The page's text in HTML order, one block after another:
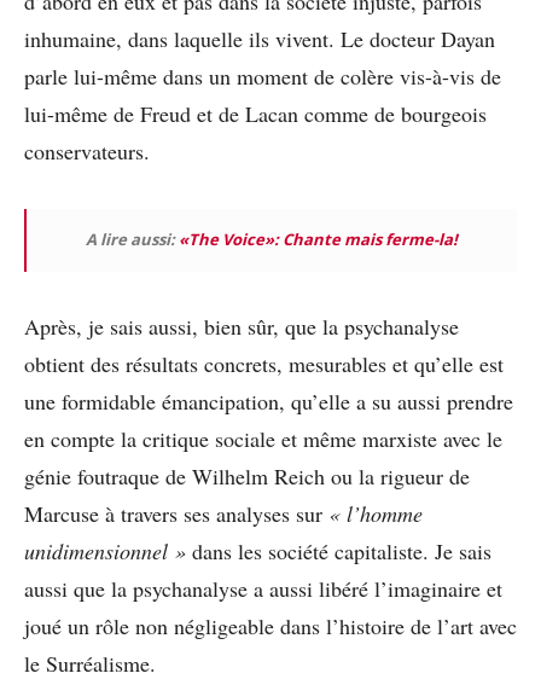
inhumaine, dans laquelle ils vivent. Le docteur Dayan
parle lui-même dans un moment de colère vis-à-vis de
lui-même de Freud et de Lacan comme de bourgeois
conservateurs.
A lire aussi:«The Voice»: Chante mais ferme-la!
Après, je sais aussi, bien sûr, que la psychanalyse
obtient des résultats concrets, mesurables et qu’elle est
une formidable émancipation, qu’elle a su aussi prendre
en compte la critique sociale et même marxiste avec le
génie foutraque de Wilhelm Reich ou la rigueur de
Marcuse à travers ses analyses sur « l’homme
unidimensionnel » dans les société capitaliste. Je sais
aussi que la psychanalyse a aussi libéré l’imaginaire et
joué un rôle non négligeable dans l’histoire de l’art avec
le Surréalisme.